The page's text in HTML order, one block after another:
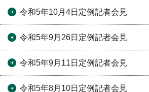
令和5年10月4日定例記者会見
令和5年9月26日定例記者会見
令和5年9月11日定例記者会見
令和5年8月10日定例記者会見